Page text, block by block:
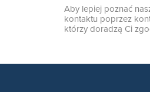
Aby lepiej poznać
kontaktu poprzez
którzy doradzą Ci